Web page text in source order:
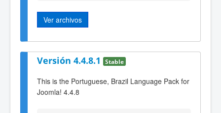
Ver archivos
Versión 4.4.8.1 Stable
This is the Portuguese, Brazil Language Pack for
Joomla! 4.4.8